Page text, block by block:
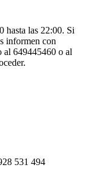
hasta las 22:00. Si
informen con
al 649445460 o al
531 494